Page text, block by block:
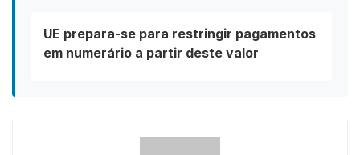
UE prepara-se para restringir pagamentos
em numerário a partir deste valor